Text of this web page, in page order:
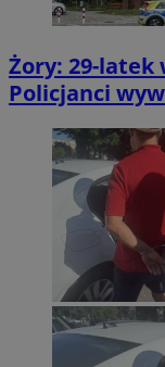
Żory: 29-latek
Policjanci